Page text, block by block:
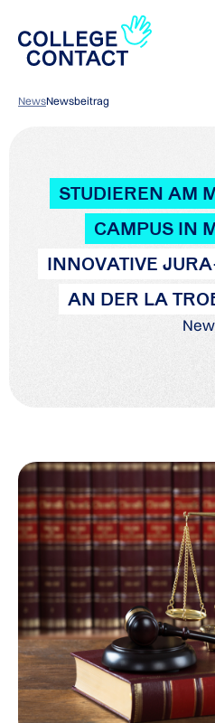
NewsNewsbeitrag
STUDIEREN AM
CAMPUS IN
INNOVATIVE
AN DER LA